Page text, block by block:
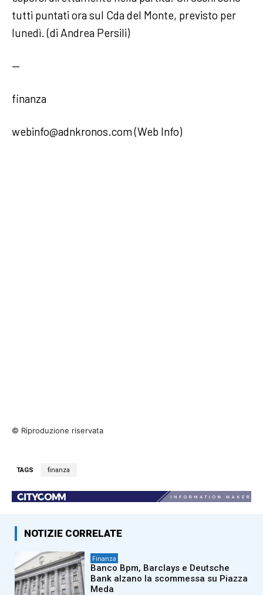
tutti puntati ora sul Cda del Monte, previsto per
lunedì. (di Andrea Persili)
—
finanza
webinfo@adnkronos.com (Web Info)
© Riproduzione riservata
TAGS finanza
NOTIZIE CORRELATE
Finanza
Banco Bpm, Barclays e Deutsche
Bank alzano la scommessa su Piazza
Meda